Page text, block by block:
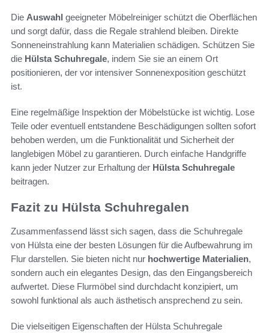
Die Auswahl geeigneter Möbelreiniger schützt die Oberflächen
und sorgt dafür, dass die Regale strahlend bleiben. Direkte
Sonneneinstrahlung kann Materialien schädigen. Schützen Sie
die Hülsta Schuhregale, indem Sie sie an einem Ort
positionieren, der vor intensiver Sonnenexposition geschützt
ist.
Eine regelmäßige Inspektion der Möbelstücke ist wichtig. Lose
Teile oder eventuell entstandene Beschädigungen sollten sofort
behoben werden, um die Funktionalität und Sicherheit der
langlebigen Möbel zu garantieren. Durch einfache Handgriffe
kann jeder Nutzer zur Erhaltung der Hülsta Schuhregale
beitragen.
Fazit zu Hülsta Schuhregalen
Zusammenfassend lässt sich sagen, dass die Schuhregale
von Hülsta eine der besten Lösungen für die Aufbewahrung im
Flur darstellen. Sie bieten nicht nur hochwertige Materialien,
sondern auch ein elegantes Design, das den Eingangsbereich
aufwertet. Diese Flurmöbel sind durchdacht konzipiert, um
sowohl funktional als auch ästhetisch ansprechend zu sein.
Die vielseitigen Eigenschaften der Hülsta Schuhregale